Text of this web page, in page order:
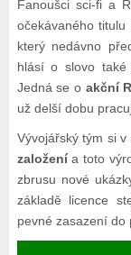
Fanoušci sci-fi a
očekávaného titulu
který nedávno
hlásí o slovo také
Jedná se o akční
už delší dobu
Vývojářský tým si
založenía toto
zbrusu nové
základě licence
pevné zasazení do